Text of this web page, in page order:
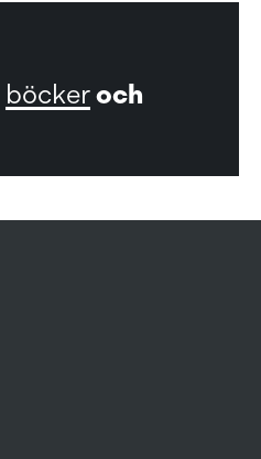
böckeroch